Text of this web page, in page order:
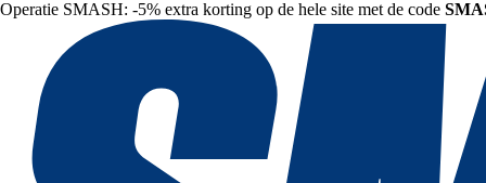
Operatie SMASH: -5% extra korting op de hele site met de code